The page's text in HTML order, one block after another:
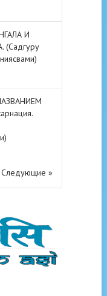
И
(Садгуру
Следующие »